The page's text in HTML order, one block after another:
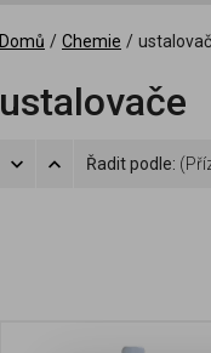
Domů / Chemie /
ustalovače
Řadit podle: